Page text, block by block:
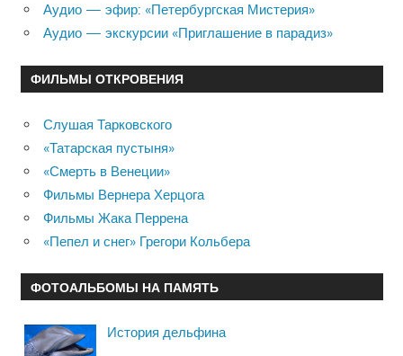
Аудио — эфир: «Петербургская Мистерия»
Аудио — экскурсии «Приглашение в парадиз»
ФИЛЬМЫ ОТКРОВЕНИЯ
Слушая Тарковского
«Татарская пустыня»
«Смерть в Венеции»
Фильмы Вернера Херцога
Фильмы Жака Перрена
«Пепел и снег» Грегори Кольбера
ФОТОАЛЬБОМЫ НА ПАМЯТЬ
История дельфина